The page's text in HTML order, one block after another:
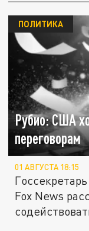
Рубио: США
переговорам
ПОЛИТИКА
01 АВГУСТА 18:15
Fox News